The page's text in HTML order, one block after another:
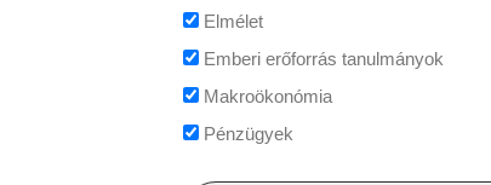
Elmélet
Emberi erőforrás tanulmányok
Makroökonómia
Pénzügyek